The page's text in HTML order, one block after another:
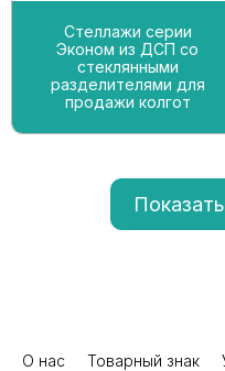
Стеллажи серии
Эконом из ДСП со
стеклянными
разделителями для
продажи колгот
О нас Товарный знак